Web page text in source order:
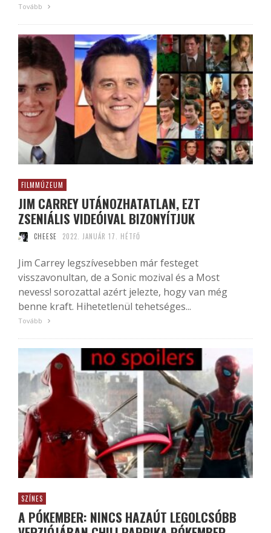
Tovább
FILMMÚZEUM
JIM CARREY UTÁNOZHATATLAN, EZT
ZSENIÁLIS VIDEÓIVAL BIZONYÍTJUK
CHEESE 2022. JANUÁR 17. HÉTFŐ
Jim Carrey legszívesebben már festeget
visszavonultan, de a Sonic mozival és a Most
nevess! sorozattal azért jelezte, hogy van még
benne kraft. Hihetetlenül tehetséges...
Tovább
SZÍNES
A PÓKEMBER: NINCS HAZAÚT LEGOLCSÓBB